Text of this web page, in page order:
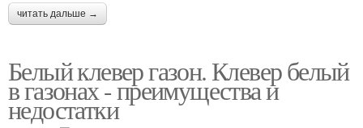
читать дальше →
Белый клевер газон. Клевер белый
в газонах - преимущества и
недостатки